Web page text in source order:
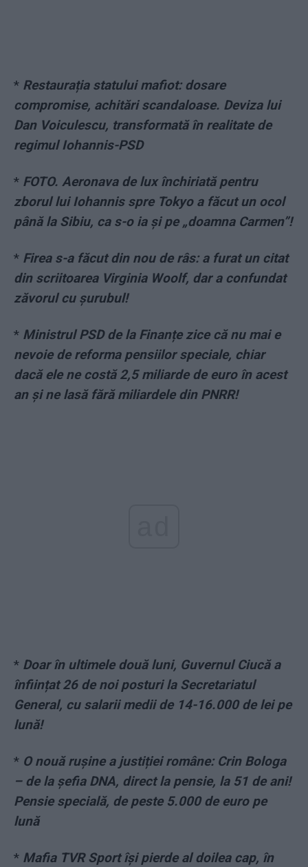
* Restaurația statului mafiot: dosare
compromise, achitări scandaloase. Deviza lui
Dan Voiculescu, transformată în realitate de
regimul Iohannis-PSD
* FOTO. Aeronava de lux închiriată pentru
zborul lui Iohannis spre Tokyo a făcut un ocol
până la Sibiu, ca s-o ia și pe „doamna Carmen”!
* Firea s-a făcut din nou de râs: a furat un citat
din scriitoarea Virginia Woolf, dar a confundat
zăvorul cu șurubul!
* Ministrul PSD de la Finanțe zice că nu mai e
nevoie de reforma pensiilor speciale, chiar
dacă ele ne costă 2,5 miliarde de euro în acest
an și ne lasă fără miliardele din PNRR!
* Doar în ultimele două luni, Guvernul Ciucă a
înființat 26 de noi posturi la Secretariatul
General, cu salarii medii de 14-16.000 de lei pe
lună!
* O nouă rușine a justiției române: Crin Bologa
– de la șefia DNA, direct la pensie, la 51 de ani!
Pensie specială, de peste 5.000 de euro pe
lună
* Mafia TVR Sport își pierde al doilea cap, în